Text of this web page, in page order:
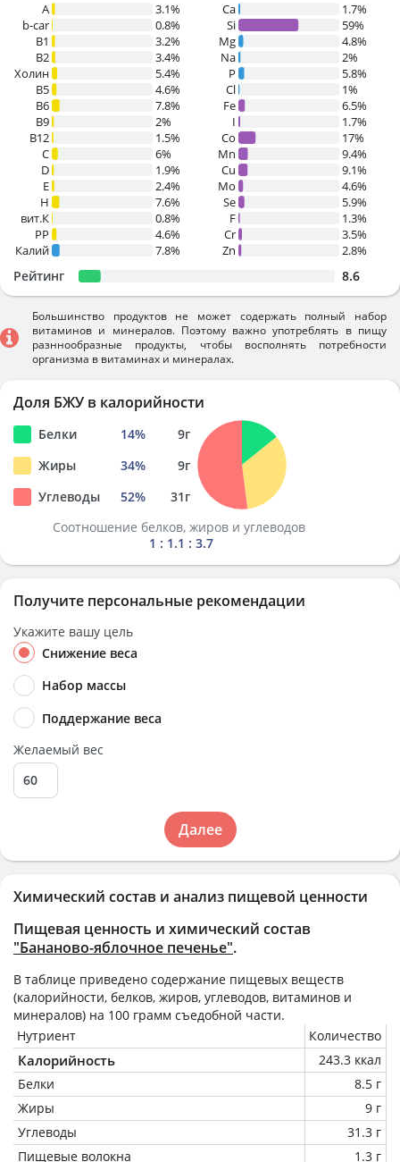
Химический состав и анализ пищевой ценности
Пищевая ценность и химический состав
"Бананово-яблочное печенье".
В таблице приведено содержание пищевых веществ
(калорийности, белков, жиров, углеводов, витаминов и
минералов) на 100 грамм съедобной части.
Нутриент
Количество
Калорийность
243.3 ккал
Белки
8.5 г
Жиры
9 г
Углеводы
31.3 г
Пищевые волокна
1.3 г
A
3.1%
b-car
0.8%
В1
3.2%
B2
3.4%
Холин
5.4%
B5
4.6%
B6
7.8%
B9
2%
B12
1.5%
C
6%
D
1.9%
E
2.4%
H
7.6%
вит.К
0.8%
PP
4.6%
Калий
7.8%
Ca
1.7%
Si
59%
Mg
4.8%
Na
2%
P
5.8%
Cl
1%
Fe
6.5%
I
1.7%
Co
17%
Mn
9.4%
Cu
9.1%
Mo
4.6%
Se
5.9%
F
1.3%
Cr
3.5%
Zn
2.8%
Рейтинг 8.6
Большинство продуктов не может содержать полный набор
витаминов и минералов. Поэтому важно употреблять в пищу
разннообразные продукты, чтобы восполнять потребности
организма в витаминах и минералах.
Доля БЖУ в калорийности
Белки 14% 9г
Жиры
34% 9г
Углеводы
52% 31г
Соотношение белков, жиров и углеводов
1 : 1.1 : 3.7
Получите персональные рекомендации
Укажите вашу цель
Снижение веса
Набор массы
Поддержание веса
Желаемый вес
Далее